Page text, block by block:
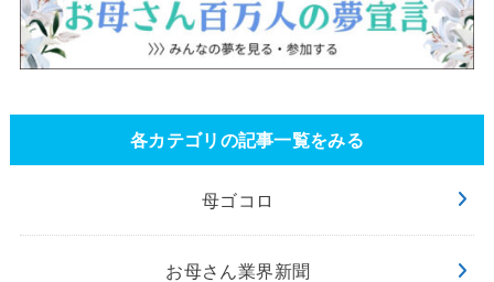
各カテゴリの記事一覧をみる
母ゴコロ
お母さん業界新聞